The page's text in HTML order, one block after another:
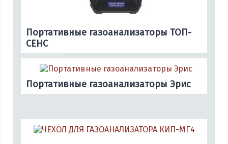
Портативные газоанализаторы ТОП-
СЕНС
Портативные газоанализаторы Эрис